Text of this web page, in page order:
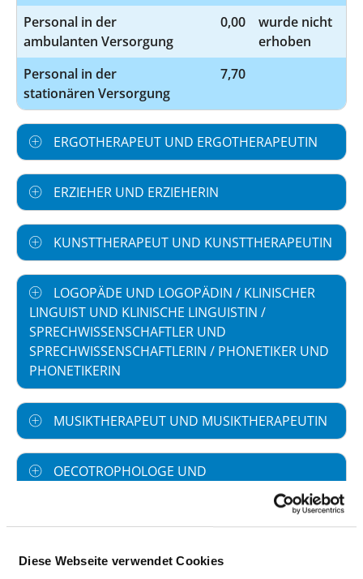
Diese Webseite verwendet Cookies
Personal in der
ambulanten Versorgung
0,00
wurde nicht
erhoben
Personal in der
stationären Versorgung
7,70
ERGOTHERAPEUT UND ERGOTHERAPEUTIN
ERZIEHER UND ERZIEHERIN
KUNSTTHERAPEUT UND KUNSTTHERAPEUTIN
LOGOPÄDE UND LOGOPÄDIN / KLINISCHER
LINGUIST UND KLINISCHE LINGUISTIN /
SPRECHWISSENSCHAFTLER UND
SPRECHWISSENSCHAFTLERIN / PHONETIKER UND
PHONETIKERIN
MUSIKTHERAPEUT UND MUSIKTHERAPEUTIN
OECOTROPHOLOGE UND
ERNÄHRUNGSWISSENSCHAFTLERIN)